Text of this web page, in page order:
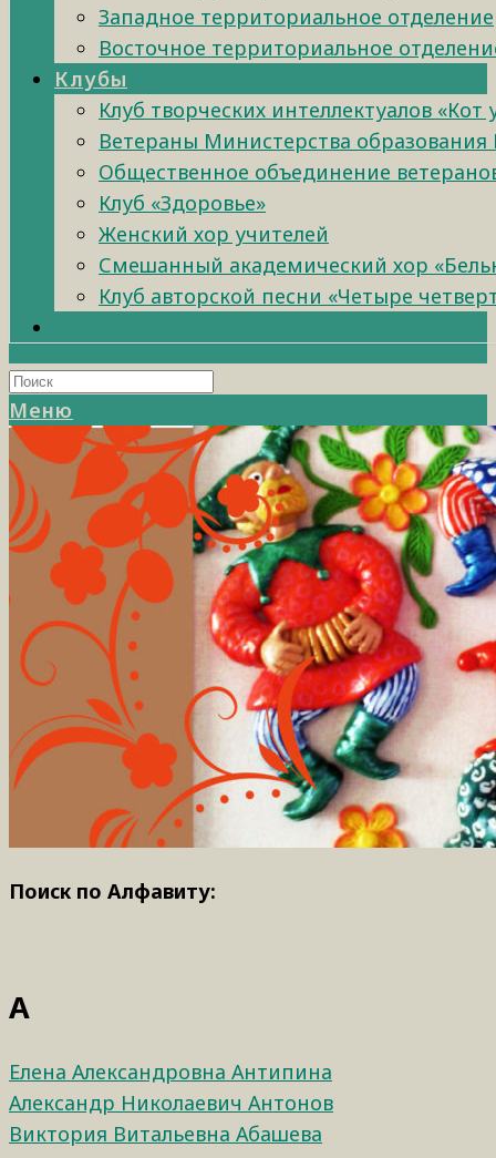
Западное территориальное отделение
Восточное территориальное
Клубы
Клуб творческих интеллектуалов «Кот
Ветераны Министерства образования
Общественное объединение
Клуб «Здоровье»
Женский хор учителей
Смешанный академический хор
Клуб авторской песни «Четыре
Меню
Поиск по Алфавиту:
А
Елена Александровна Антипина
Александр Николаевич Антонов
Виктория Витальевна Абашева